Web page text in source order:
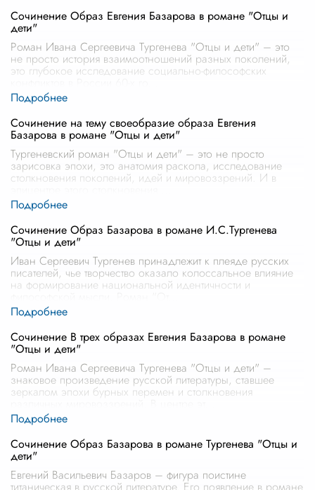
Сочинение Образ Евгения Базарова в романе "Отцы и
дети"
Роман Ивана Сергеевича Тургенева "Отцы и дети" – это
не просто история взаимоотношений разных поколений,
это глубокое исследование социально-философских
Сочинение на тему своеобразие образа Евгения
Базарова в романе "Отцы и дети"
Тургеневский роман "Отцы и дети" – это не просто
зарисовка эпохи, это анатомия раскола, исследование
столкновения поколений, идей и мировоззрений. И в
Сочинение Образ Базарова в романе И.С.Тургенева
"Отцы и дети"
Иван Сергеевич Тургенев принадлежит к плеяде русских
писателей, чье творчество оказало колоссальное влияние
на формирование национальной идентичности и
Сочинение В трех образах Евгения Базарова в романе
"Отцы и дети"
Роман Ивана Сергеевича Тургенева "Отцы и дети" –
знаковое произведение русской литературы, ставшее
зеркалом эпохи бурных перемен и столкновения
Сочинение Образ Базарова в романе Тургенева "Отцы и
дети"
Евгений Васильевич Базаров – фигура поистине